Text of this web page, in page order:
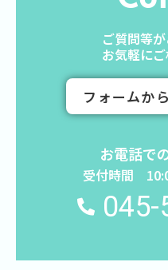
ご質問等
お気軽にご
フォームか
お電話で
受付時間
045-